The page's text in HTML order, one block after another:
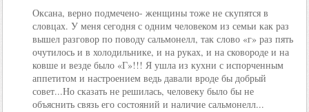
Оксана, верно подмечено- женщины тоже не скупятся в
словцах. У меня сегодня с одним человеком из семьи как раз
вышел разговор по поводу сальмонелл, так слово «г» раз пять
очутилось и в холодильнике, и на руках, и на сковороде и на
ковше и везде было «Г»!!! Я ушла из кухни с испорченным
аппетитом и настроением ведь давали вроде бы добрый
совет...Но сказать не решилась, человеку было бы не
объяснить связь его состояний и наличие сальмонелл...